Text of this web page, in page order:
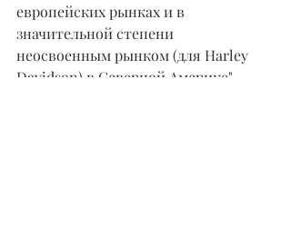
европейских рынках и в
значительной степени
неосвоенным рынком (для Harley
Davidson) в Северной Америке", -